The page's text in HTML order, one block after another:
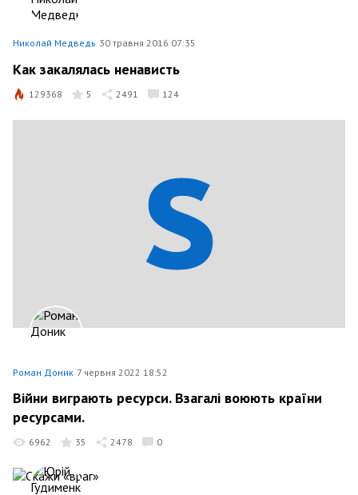
Николай Медведь 30 травня 2016 07:35
Как закалялась ненависть
129368 5 2491 124
Роман Доник 7 червня 2022 18:52
Війни виграють ресурси. Взагалі воюють країни
ресурсами.
6962 35 2478 0